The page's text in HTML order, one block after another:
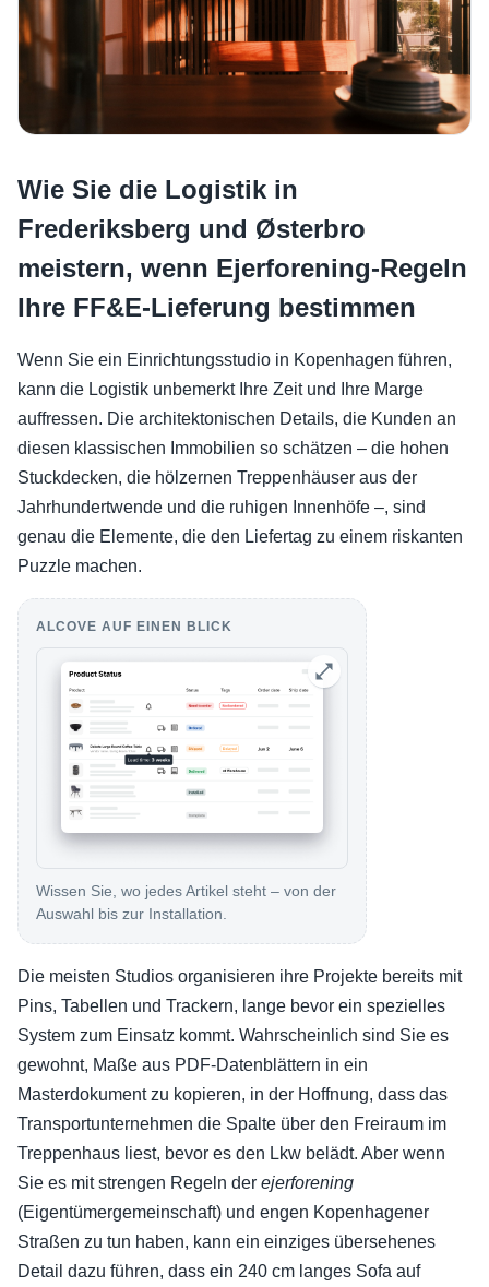
Wie Sie die Logistik in
Frederiksberg und Østerbro
meistern, wenn Ejerforening-Regeln
Ihre FF&E-Lieferung bestimmen
Wenn Sie ein Einrichtungsstudio in Kopenhagen führen,
kann die Logistik unbemerkt Ihre Zeit und Ihre Marge
auffressen. Die architektonischen Details, die Kunden an
diesen klassischen Immobilien so schätzen – die hohen
Stuckdecken, die hölzernen Treppenhäuser aus der
Jahrhundertwende und die ruhigen Innenhöfe –, sind
genau die Elemente, die den Liefertag zu einem riskanten
Puzzle machen.
ALCOVE AUF EINEN BLICK
Wissen Sie, wo jedes Artikel steht – von der
Auswahl bis zur Installation.
Die meisten Studios organisieren ihre Projekte bereits mit
Pins, Tabellen und Trackern, lange bevor ein spezielles
System zum Einsatz kommt. Wahrscheinlich sind Sie es
gewohnt, Maße aus PDF-Datenblättern in ein
Masterdokument zu kopieren, in der Hoffnung, dass das
Transportunternehmen die Spalte über den Freiraum im
Treppenhaus liest, bevor es den Lkw belädt. Aber wenn
Sie es mit strengen Regeln der ejerforening
(Eigentümergemeinschaft) und engen Kopenhagener
Straßen zu tun haben, kann ein einziges übersehenes
Detail dazu führen, dass ein 240 cm langes Sofa auf